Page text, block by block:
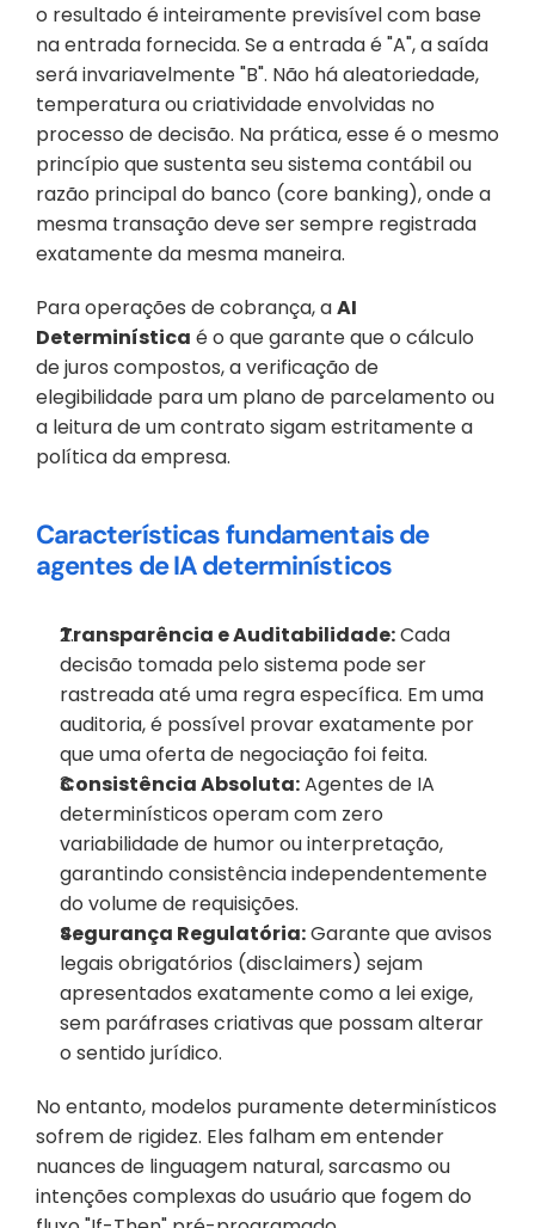
o resultado é inteiramente previsível com base
na entrada fornecida. Se a entrada é "A", a saída
será invariavelmente "B". Não há aleatoriedade,
temperatura ou criatividade envolvidas no
processo de decisão. Na prática, esse é o mesmo
princípio que sustenta seu sistema contábil ou
razão principal do banco (core banking), onde a
mesma transação deve ser sempre registrada
exatamente da mesma maneira.
Para operações de cobrança, a AI
Determinística é o que garante que o cálculo
de juros compostos, a verificação de
elegibilidade para um plano de parcelamento ou
a leitura de um contrato sigam estritamente a
política da empresa.
Características fundamentais de
agentes de IA determinísticos
Transparência e Auditabilidade: Cada
decisão tomada pelo sistema pode ser
rastreada até uma regra específica. Em uma
auditoria, é possível provar exatamente por
que uma oferta de negociação foi feita.
Consistência Absoluta: Agentes de IA
determinísticos operam com zero
variabilidade de humor ou interpretação,
garantindo consistência independentemente
do volume de requisições.
Segurança Regulatória: Garante que avisos
legais obrigatórios (disclaimers) sejam
apresentados exatamente como a lei exige,
sem paráfrases criativas que possam alterar
o sentido jurídico.
No entanto, modelos puramente determinísticos
sofrem de rigidez. Eles falham em entender
nuances de linguagem natural, sarcasmo ou
intenções complexas do usuário que fogem do